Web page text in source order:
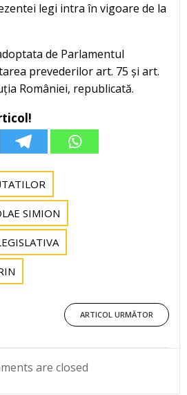
legi intra în vigoare de la
de Parlamentul
prevederilor art. 75 și art.
României, republicată.
SIMION
Post
navigation
ARTICOL URMĂTOR
are closed